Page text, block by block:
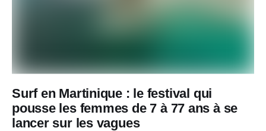
Surf en Martinique : le festival qui
pousse les femmes de 7 à 77 ans à se
lancer sur les vagues